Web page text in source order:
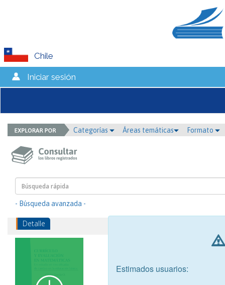
Chile
Iniciar sesión
Categorías Áreas temáticas Formato
- Búsqueda avanzada -
Detalle
Estimados usuarios: